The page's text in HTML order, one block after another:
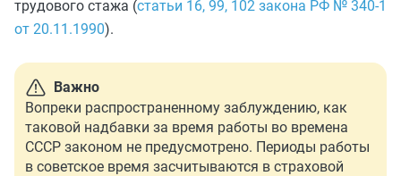
трудового стажа (статьи 16, 99, 102 закона РФ № 340-1
от 20.11.1990).
Важно
Вопреки распространенному заблуждению, как
таковой надбавки за время работы во времена
СССР законом не предусмотрено. Периоды работы
в советское время засчитываются в страховой